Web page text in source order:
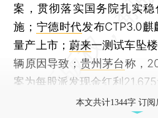
案，贯彻落实国务院扎实
施； 宁德时代发布CTP3.0
量产上市； 蔚来一测试车坠
辆原因导致； 贵州茅台称，
案为每股派发现金红利21.675
本文共计1344字 订